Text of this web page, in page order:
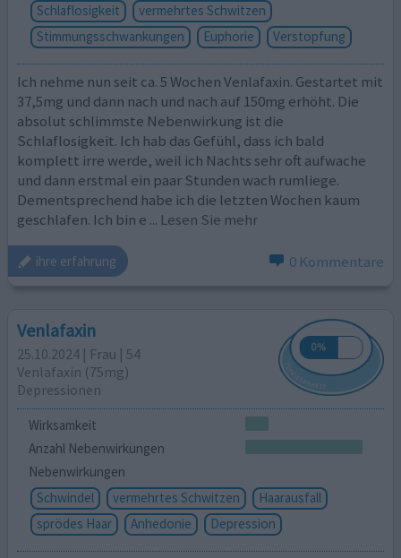
Schlaflosigkeit
vermehrtes Schwitzen
Stimmungsschwankungen
Euphorie Verstopfung
Ich nehme nun seit ca. 5 Wochen Venlafaxin. Gestartet mit
37,5mg und dann nach und nach auf 150mg erhöht. Die
absolut schlimmste Nebenwirkung ist die
Schlaflosigkeit. Ich hab das Gefühl, dass ich bald
komplett irre werde, weil ich Nachts sehr oft aufwache
und dann erstmal ein paar Stunden wach rumliege.
Dementsprechend habe ich die letzten Wochen kaum
geschlafen. Ich bin e ... Lesen Sie mehr
ihre erfahrung 0 Kommentare
Venlafaxin
25.10.2024 | Frau | 54
Venlafaxin (75mg)
Depressionen
Wirksamkeit
Anzahl Nebenwirkungen
Nebenwirkungen
Schwindel
vermehrtes Schwitzen
Haarausfall
sprödes Haar
Anhedonie Depression